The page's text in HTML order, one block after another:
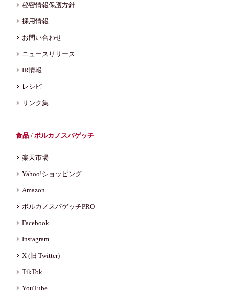
秘密情報保護方針
採用情報
お問い合わせ
ニュースリリース
IR情報
レシピ
リンク集
食品 / ボルカノスパゲッチ
楽天市場
Yahoo!ショッピング
Amazon
ボルカノスパゲッチPRO
Facebook
Instagram
X (旧 Twitter)
TikTok
YouTube